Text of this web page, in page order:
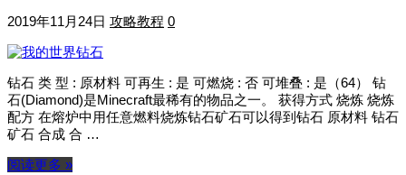
2019年11月24日 攻略教程 0
钻石 类 型 : 原材料 可再生 : 是 可燃烧 : 否 可堆叠 : 是（64） 钻
石(Diamond)是Minecraft最稀有的物品之一。 获得方式 烧炼 烧炼
配方 在熔炉中用任意燃料烧炼钻石矿石可以得到钻石 原材料 钻石
矿石 合成 合 …
阅读更多 »